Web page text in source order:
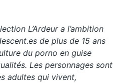
L’Ardeur a l’ambition
de plus de 15 ans
du porno en guise
Les personnages sont
adultes qui vivent,